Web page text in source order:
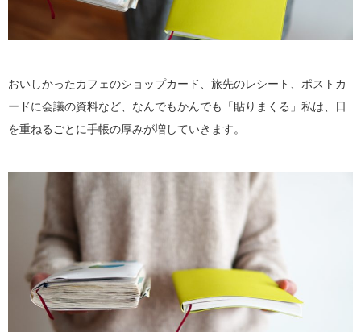
おいしかったカフェのショップカード、旅先のレシート、ポストカ
ードに会議の資料など、なんでもかんでも「貼りまくる」私は、日
を重ねるごとに手帳の厚みが増していきます。